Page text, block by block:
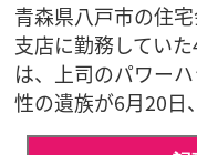
青森県八戸市の住
支店に勤務してい
は、上司のパワー
性の遺族が6月20日